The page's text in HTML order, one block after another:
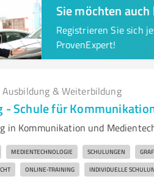
Sie möchten
Registrieren Sie sich
ProvenExpert!
Ausbildung & Weiterbildung
- Schule für
in Kommunikation und
MEDIENTECHNOLOGIE SCHULUNGEN
ONLINE-TRAINING INDIVIDUELLE